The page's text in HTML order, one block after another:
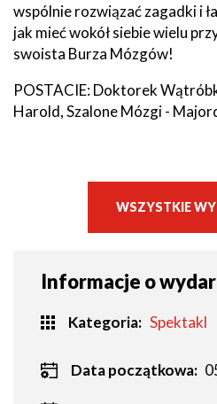
wspólnie rozwiązać zagadki i
jak mieć wokół siebie wielu
swoista Burza Mózgów!
POSTACIE: Doktorek
Harold, Szalone Mózgi -
WSZYSTKIE
Informacje o
Kategoria Spektakl
Data początkowa: